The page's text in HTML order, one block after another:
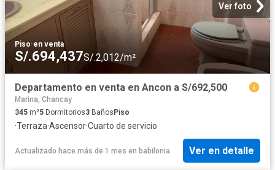
Ver foto
Piso·en venta
S/.694,437S/.2,012/m²
Departamento en venta en Ancon a S/692,500
Marina, Chancay
345 m²5 Dormitorios3 BañosPiso
·Terraza·Ascensor·Cuarto de servicio
Actualizado hace más de 1 mes en babilonia Ver en detalle